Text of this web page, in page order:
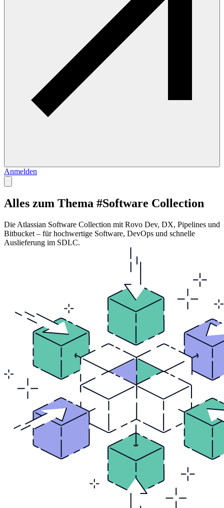
Anmelden
Alles zum Thema #Software Collection
Die Atlassian Software Collection mit Rovo Dev, DX, Pipelines und
Bitbucket – für hochwertige Software, DevOps und schnelle
Auslieferung im SDLC.